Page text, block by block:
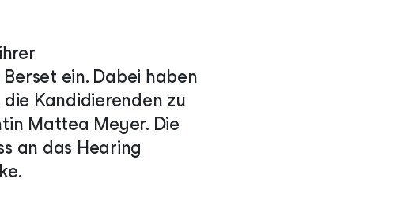
ein. Dabei haben
Kandidierenden zu
Mattea Meyer. Die
an das Hearing